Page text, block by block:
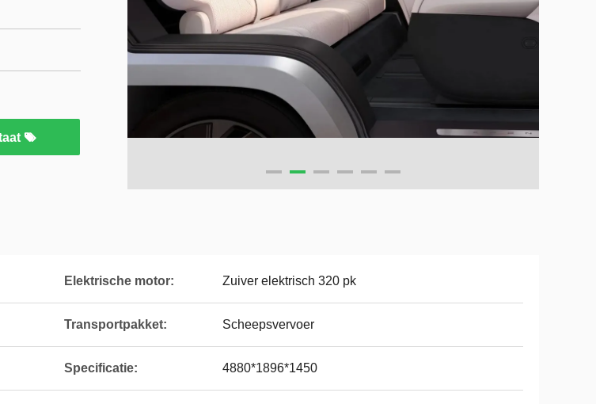
Elektrische motor: Zuiver elektrisch 320 pk
Transportpakket: Scheepsvervoer
Specificatie: 4880*1896*1450